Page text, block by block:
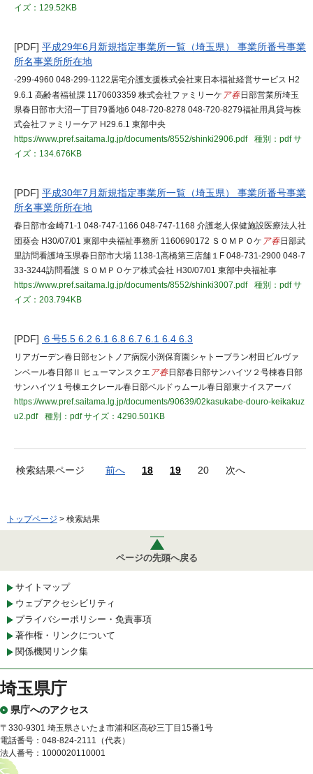
イズ：129.52KB
[PDF] 平成29年6月新規指定事業所一覧（埼玉県） 事業所番号事業
所名事業所所在地
-299-4960 048-299-1122居宅介護支援株式会社東日本福祉経営サービス H2
9.6.1 高齢者福祉課 1170603359 株式会社ファミリーケ ア春日部営業所埼玉
県春日部市大沼一丁目79番地6 048-720-8278 048-720-8279福祉用具貸与株
式会社ファミリーケア H29.6.1 東部中央
https://www.pref.saitama.lg.jp/documents/8552/shinki2906.pdf
種別：pdfサ
イズ：134.676KB
[PDF] 平成30年7月新規指定事業所一覧（埼玉県） 事業所番号事業
所名事業所所在地
春日部市金崎71-1 048-747-1166 048-747-1168 介護老人保健施設医療法人社
団葵会 H30/07/01 東部中央福祉事務所 1160690172 ＳＯＭＰＯケ ア春日部武
里訪問看護埼玉県春日部市大場 1138-1高橋第三店舗１F 048-731-2900 048-7
33-3244訪問看護 ＳＯＭＰＯケア株式会社 H30/07/01 東部中央福祉事
https://www.pref.saitama.lg.jp/documents/8552/shinki3007.pdf
種別：pdfサ
イズ：203.794KB
[PDF] ６号5.5 6.2 6.1 6.8 6.7 6.1 6.4 6.3
リアガーデン春日部セントノア病院小渕保育園シャトーブラン村田ビルヴァ
ンベール春日部Ⅱ ヒューマンスクエ ア春日部春日部サンハイツ２号棟春日部
サンハイツ１号棟エクレール春日部ベルドゥムール春日部東ナイスアーバ
https://www.pref.saitama.lg.jp/documents/90639/02kasukabe-douro-keikakuz
u2.pdf
種別：pdfサイズ：4290.501KB
検索結果ページ 前へ 18 19 20 次へ
トップページ > 検索結果
ページの先頭へ戻る
サイトマップ
ウェブアクセシビリティ
プライバシーポリシー・免責事項
著作権・リンクについて
関係機関リンク集
埼玉県庁
県庁へのアクセス
〒330-9301 埼玉県さいたま市浦和区高砂三丁目15番1号
電話番号：048-824-2111（代表）
法人番号：1000020110001